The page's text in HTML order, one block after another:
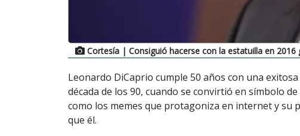
Cortesía | Consiguió hacerse con la estatuilla en 2016
Leonardo DiCaprio cumple 50 años con una
década de los 90, cuando se convirtió en símbolo
como los memes que protagoniza en internet y su
que él.